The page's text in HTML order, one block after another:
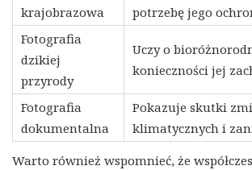
krajobrazowa
potrzebę jego
Fotografia
dzikiej
przyrody
Uczy o
konieczności jej
Fotografia
dokumentalna
Pokazuje skutki
klimatycznych i
Warto również wspomnieć, że